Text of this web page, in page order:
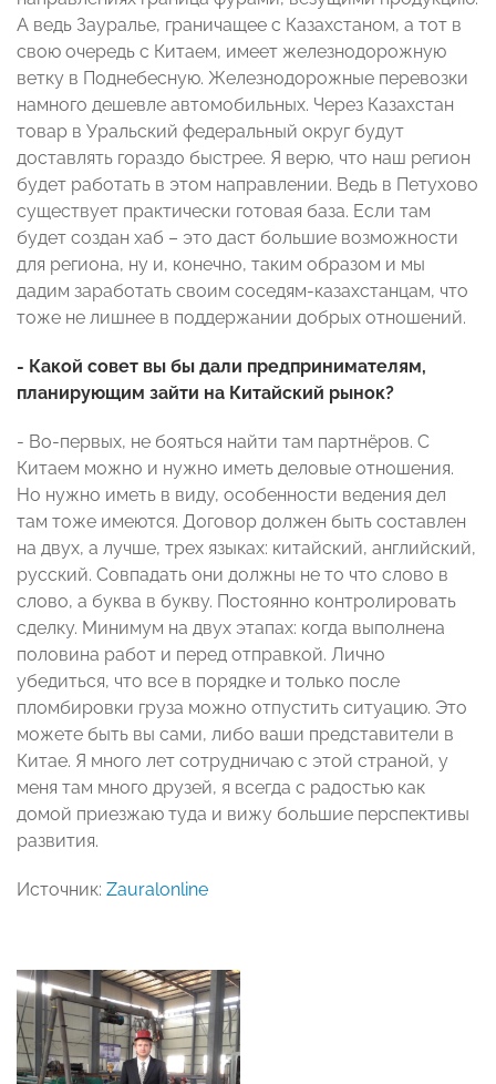
А ведь Зауралье, граничащее с Казахстаном, а тот в
свою очередь с Китаем, имеет железнодорожную
ветку в Поднебесную. Железнодорожные перевозки
намного дешевле автомобильных. Через Казахстан
товар в Уральский федеральный округ будут
доставлять гораздо быстрее. Я верю, что наш регион
будет работать в этом направлении. Ведь в Петухово
существует практически готовая база. Если там
будет создан хаб – это даст большие возможности
для региона, ну и, конечно, таким образом и мы
дадим заработать своим соседям-казахстанцам, что
тоже не лишнее в поддержании добрых отношений.
- Какой совет вы бы дали предпринимателям,
планирующим зайти на Китайский рынок?
- Во-первых, не бояться найти там партнёров. С
Китаем можно и нужно иметь деловые отношения.
Но нужно иметь в виду, особенности ведения дел
там тоже имеются. Договор должен быть составлен
на двух, а лучше, трех языках: китайский, английский,
русский. Совпадать они должны не то что слово в
слово, а буква в букву. Постоянно контролировать
сделку. Минимум на двух этапах: когда выполнена
половина работ и перед отправкой. Лично
убедиться, что все в порядке и только после
пломбировки груза можно отпустить ситуацию. Это
можете быть вы сами, либо ваши представители в
Китае. Я много лет сотрудничаю с этой страной, у
меня там много друзей, я всегда с радостью как
домой приезжаю туда и вижу большие перспективы
развития.
Источник: Zauralonline